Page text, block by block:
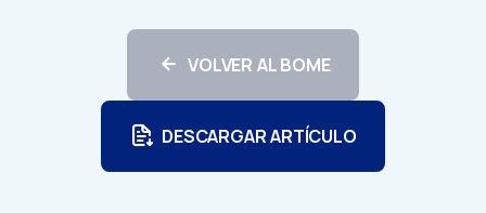
VOLVER AL BOME
DESCARGAR ARTÍCULO